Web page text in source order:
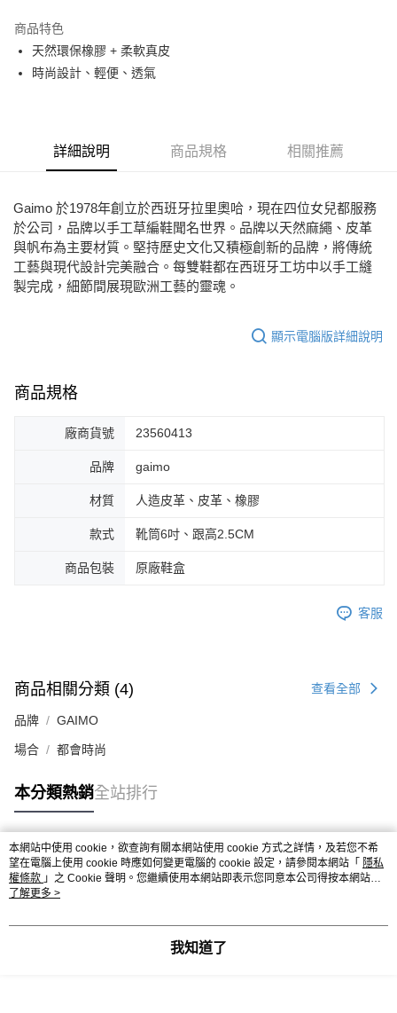
ATM付款
運送方式
商品特色
天然環保橡膠 + 柔軟真皮
時尚設計、輕便、透氣
詳細說明 商品規格 相關推薦
Gaimo 於1978年創立於西班牙拉里奧哈，現在四位女兒都服務
於公司，品牌以手工草編鞋聞名世界。品牌以天然麻繩、皮革
與帆布為主要材質。堅持歷史文化又積極創新的品牌，將傳統
工藝與現代設計完美融合。每雙鞋都在西班牙工坊中以手工縫
製完成，細節間展現歐洲工藝的靈魂。
顯示電腦版詳細說明
商品規格
廠商貨號 23560413
品牌 gaimo
材質 人造皮革、皮革、橡膠
款式 靴筒6吋、跟高2.5CM
商品包裝 原廠鞋盒
客服
商品相關分類 (4) 查看全部
品牌 GAIMO
場合 都會時尚
本分類熱銷全站排行
熱門標籤
本網站中使用 cookie，欲查詢有關本網站使用 cookie 方式之詳情，及若您不希
望在電腦上使用 cookie 時應如何變更電腦的 cookie 設定，請參閱本網站「 隱私
權條款 」之 Cookie 聲明。您繼續使用本網站即表示您同意本公司得按本網站使
用條款之 Cookie 聲明使用 cookie。
了解更多 >
我知道了